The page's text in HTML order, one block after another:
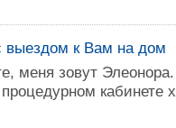
выездом к Вам на дом
меня зовут
кабинете